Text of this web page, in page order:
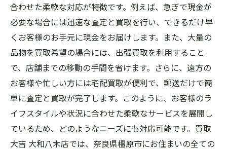
合わせた柔軟な対応が特徴です。例えば、急ぎで現金が
必要な場合には迅速な査定と買取を行い、できるだけ早
くお客様のお手元に現金をお届けします。また、大量の
品物を買取希望の場合には、出張買取を利用すること
で、店舗までの移動の手間を省けます。さらに、遠方の
お客様や忙しい方には宅配買取が便利で、郵送だけで簡
単に査定と買取が完了します。このように、お客様のラ
イフスタイルや状況に合わせた柔軟なサービスを展開し
ているため、どのようなニーズにも対応可能です。買取
大吉 大和八木店では、奈良県橿原市にお住まいの全ての